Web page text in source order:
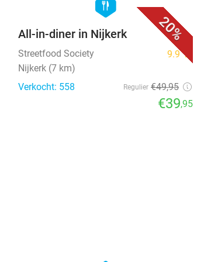
20%
hexagon
food
All-in-diner in Nijkerk
Streetfood Society 9.9star
Nijkerk (7 km)
Verkocht: 558
Regulier €49,95
€39,95